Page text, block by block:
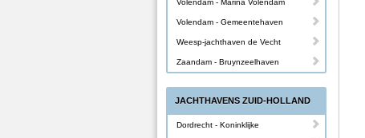
Volendam - Marina Volendam
Volendam - Gemeentehaven
Weesp-jachthaven de Vecht
Zaandam - Bruynzeelhaven
JACHTHAVENS ZUID-HOLLAND
Dordrecht - Koninklijke